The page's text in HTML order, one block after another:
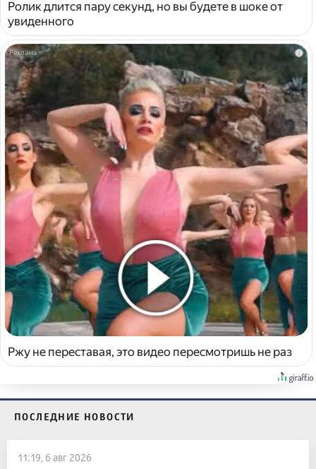
Ролик длится пару секунд, но вы будете в шоке от
увиденного
i
Ржу не переставая, это видео пересмотришь не раз
ПОСЛЕДНИЕ НОВОСТИ
11:19, 6 авг 2026